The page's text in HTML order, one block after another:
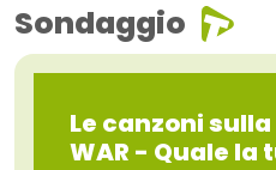
Sondaggio
Le canzoni sulla
WAR - Quale la